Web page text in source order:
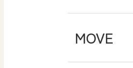
MOVE